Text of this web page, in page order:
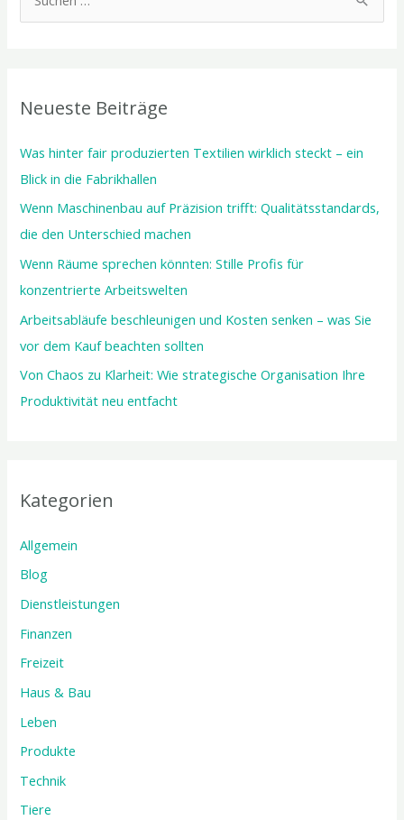
u
e
n
a
c
h
:
Neueste Beiträge
Was hinter fair produzierten Textilien wirklich steckt – ein
Blick in die Fabrikhallen
Wenn Maschinenbau auf Präzision trifft: Qualitätsstandards,
die den Unterschied machen
Wenn Räume sprechen könnten: Stille Profis für
konzentrierte Arbeitswelten
Arbeitsabläufe beschleunigen und Kosten senken – was Sie
vor dem Kauf beachten sollten
Von Chaos zu Klarheit: Wie strategische Organisation Ihre
Produktivität neu entfacht
Kategorien
Allgemein
Blog
Dienstleistungen
Finanzen
Freizeit
Haus & Bau
Leben
Produkte
Technik
Tiere